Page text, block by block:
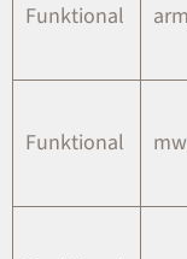
Funktional
Funktional